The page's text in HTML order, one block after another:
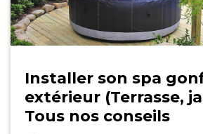
Installer son spa
extérieur (Terrasse,
Tous nos conseils